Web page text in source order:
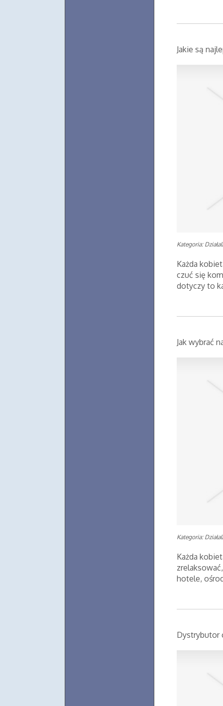
Jakie są
Kategoria:
Każda
czuć się
dotyczy to
Jak wybrać
Kategoria:
Każda
hotele,
Dystrybutor